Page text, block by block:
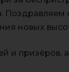
новых
и